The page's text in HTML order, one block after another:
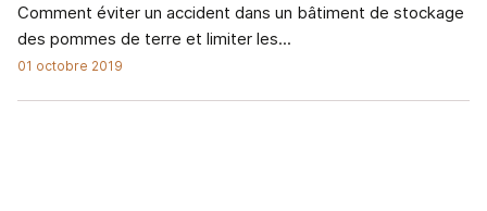
Comment éviter un accident dans un bâtiment de stockage
des pommes de terre et limiter les...
01 octobre 2019